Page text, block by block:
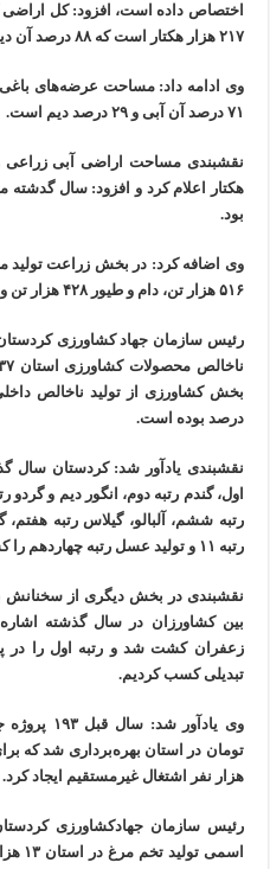
اختصاص داده است، افزود: کل اراضی
۲۱۷ هزار هکتار است که ۸۸ درصد آن دیم و ۱۲ درصد آبی است.
۷۱ درصد آن آبی و ۲۹ درصد دیم است.
بود.
۵۱۶ هزار تن، دام و طیور ۴۲۸ هزار تن و آبزیان ببش از ۱۱ هزار تن بود.
رئیس سازمان جهاد کشاورزی
درصد بوده است.
نقشبندی یادآور شد: کردستان سال
اول، گندم رتبه دوم، انگور دیم و
رتبه ششم، آلبالو، گیلاس رتبه
رتبه ۱۱ و تولید عسل رتبه چهاردهم را کسب کرد.
زعفران کشت شد و رتبه اول را در
تبدیلی کسب کردیم.
هزار نفر اشتغال غیرمستقیم ایجاد کرد.
رئیس سازمان جهادکشاورزی